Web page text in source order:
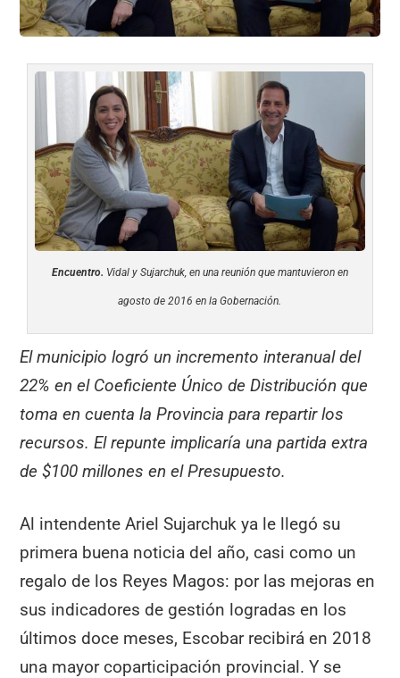
Encuentro. Vidal y Sujarchuk, en una reunión que mantuvieron en
agosto de 2016 en la Gobernación.
El municipio logró un incremento interanual del
22% en el Coeficiente Único de Distribución que
toma en cuenta la Provincia para repartir los
recursos. El repunte implicaría una partida extra
de $100 millones en el Presupuesto.
Al intendente Ariel Sujarchuk ya le llegó su
primera buena noticia del año, casi como un
regalo de los Reyes Magos: por las mejoras en
sus indicadores de gestión logradas en los
últimos doce meses, Escobar recibirá en 2018
una mayor coparticipación provincial. Y se